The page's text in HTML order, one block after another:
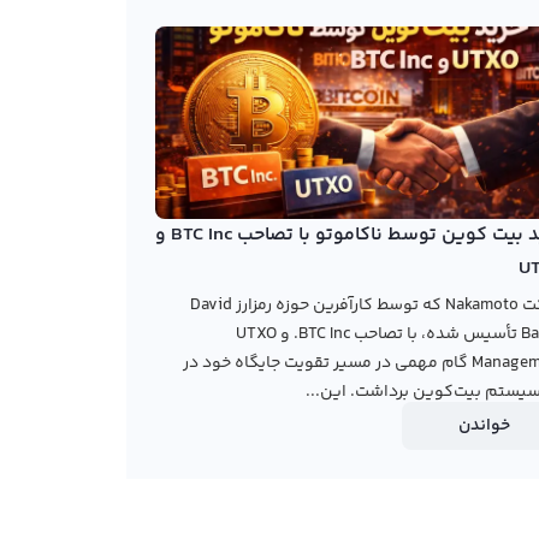
خرید بیت کوین توسط ناکاموتو با تصاحب BTC Inc و
شرکت Nakamoto که توسط کارآفرین حوزه رمزارز David
Bailey تأسیس شده، با تصاحب BTC Inc. و UTXO
Management گام مهمی در مسیر تقویت جایگاه خود در
بیت‌کوین برداشت. این...
خواندن